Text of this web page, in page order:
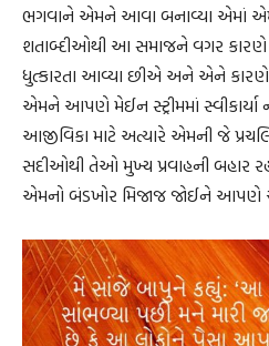
ભગવાને એમને આવા બનાવ્યા એમાં
શતાબ્દીઓથી આ સમાજને વગર
ધુત્કારતા આવ્યા છીએ અને એને
એમને આપણે મેઈન સ્ટ્રીમમાં
આજીવિકા માટે અત્યારે એમની જે
સદીઓથી તેઓ મુખ્ય પ્રવાહની બહાર
એમનો બંડખોર મિજાજ જોઈને